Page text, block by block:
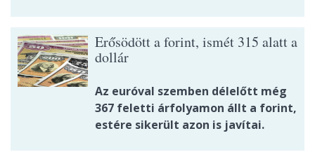
Erősödött a forint, ismét 315 alatt a
dollár
Az euróval szemben délelőtt még
367 feletti árfolyamon állt a forint,
estére sikerült azon is javítai.